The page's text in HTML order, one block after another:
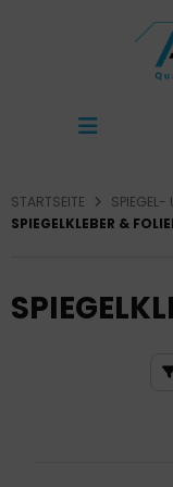
STARTSEITE
SPIEGELKLEBER &